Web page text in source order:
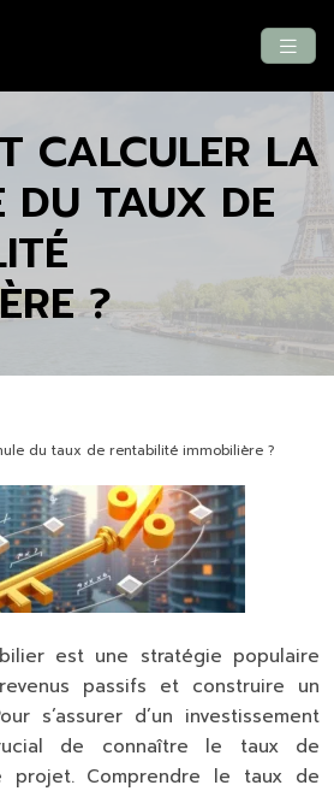
CALCULER LA
DU TAUX DE
?
du taux de rentabilité immobilière ?
est une stratégie populaire
passifs et construire un
s’assurer d’un investissement
de connaître le taux de
projet. Comprendre le taux de